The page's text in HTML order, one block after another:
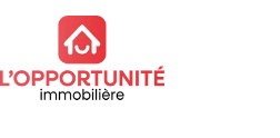
Aller au contenu principal